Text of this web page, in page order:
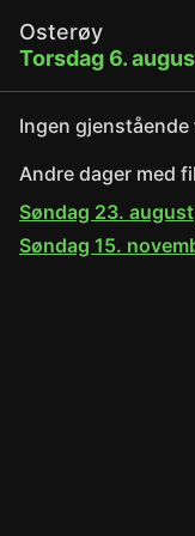
Osterøy
Torsdag 6.
Ingen
Andre dager med
Søndag 23. august
Søndag 15.